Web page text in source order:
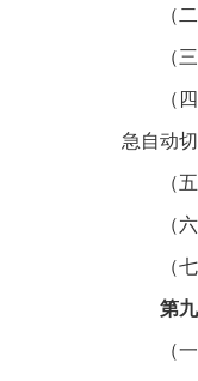
（
（
（
急自动
（
（
（
第
（